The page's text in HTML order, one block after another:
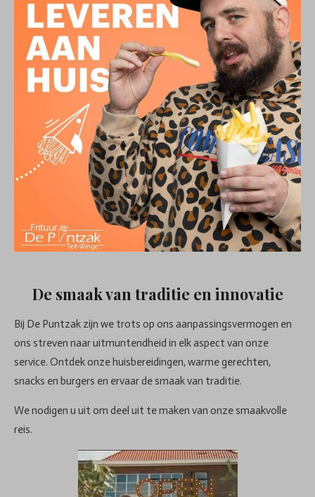
De smaak van traditie en innovatie
Bij De Puntzak zijn we trots op ons aanpassingsvermogen en
ons streven naar uitmuntendheid in elk aspect van onze
service. Ontdek onze huisbereidingen, warme gerechten,
snacks en burgers en ervaar de smaak van traditie.
We nodigen u uit om deel uit te maken van onze smaakvolle
reis.